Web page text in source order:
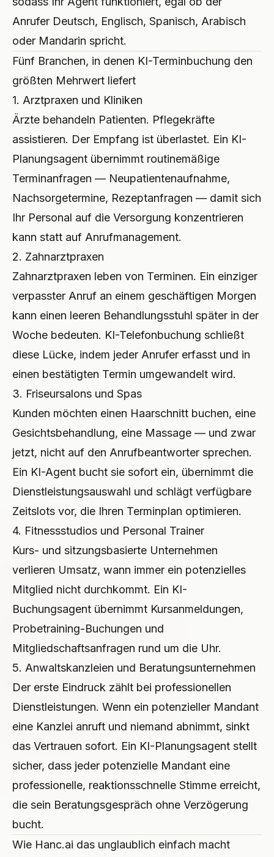
Anrufer Deutsch, Englisch, Spanisch, Arabisch
oder Mandarin spricht.
Fünf Branchen, in denen KI-Terminbuchung den
größten Mehrwert liefert
1. Arztpraxen und Kliniken
Ärzte behandeln Patienten. Pflegekräfte
assistieren. Der Empfang ist überlastet. Ein KI-
Planungsagent übernimmt routinemäßige
Terminanfragen — Neupatientenaufnahme,
Nachsorgetermine, Rezeptanfragen — damit sich
Ihr Personal auf die Versorgung konzentrieren
kann statt auf Anrufmanagement.
2. Zahnarztpraxen
Zahnarztpraxen leben von Terminen. Ein einziger
verpasster Anruf an einem geschäftigen Morgen
kann einen leeren Behandlungsstuhl später in der
Woche bedeuten. KI-Telefonbuchung schließt
diese Lücke, indem jeder Anrufer erfasst und in
einen bestätigten Termin umgewandelt wird.
3. Friseursalons und Spas
Kunden möchten einen Haarschnitt buchen, eine
Gesichtsbehandlung, eine Massage — und zwar
jetzt, nicht auf den Anrufbeantworter sprechen.
Ein KI-Agent bucht sie sofort ein, übernimmt die
Dienstleistungsauswahl und schlägt verfügbare
Zeitslots vor, die Ihren Terminplan optimieren.
4. Fitnessstudios und Personal Trainer
Kurs- und sitzungsbasierte Unternehmen
verlieren Umsatz, wann immer ein potenzielles
Mitglied nicht durchkommt. Ein KI-
Buchungsagent übernimmt Kursanmeldungen,
Probetraining-Buchungen und
Mitgliedschaftsanfragen rund um die Uhr.
5. Anwaltskanzleien und Beratungsunternehmen
Der erste Eindruck zählt bei professionellen
Dienstleistungen. Wenn ein potenzieller Mandant
eine Kanzlei anruft und niemand abnimmt, sinkt
das Vertrauen sofort. Ein KI-Planungsagent stellt
sicher, dass jeder potenzielle Mandant eine
professionelle, reaktionsschnelle Stimme erreicht,
die sein Beratungsgespräch ohne Verzögerung
bucht.
Wie Hanc.ai das unglaublich einfach macht